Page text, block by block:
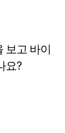
보고 바이
요?